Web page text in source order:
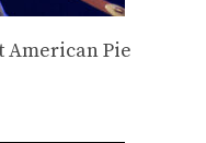
American Pie